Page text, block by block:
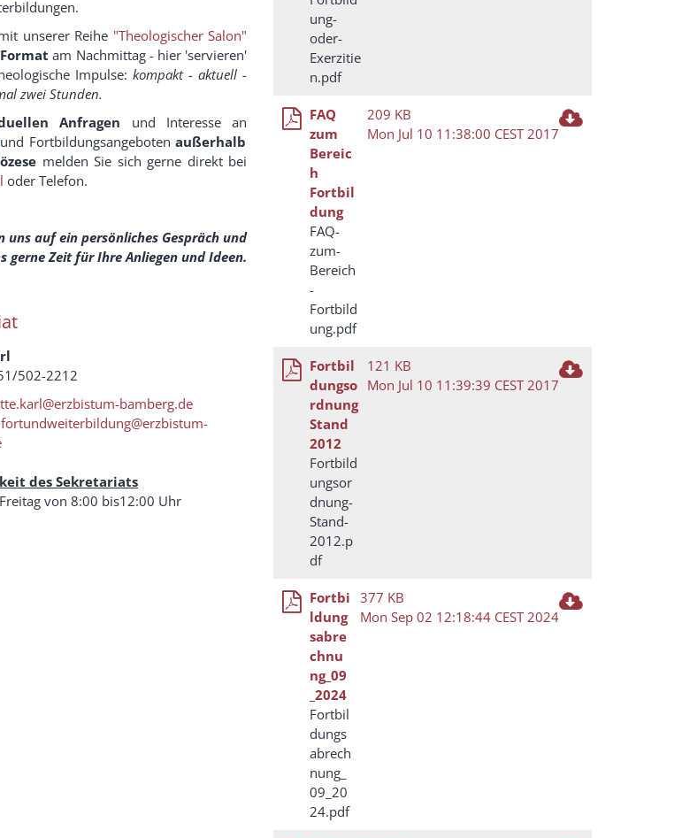
unserer Reihe "Theologischer Salon"
am Nachmittag - hier 'servieren'
Impulse: kompakt - aktuell -
zwei Stunden.
Anfragen und
Interesse an
und Fortbildungsangeboten außerhalb
melden Sie sich gerne direkt bei
oder Telefon.
uns auf ein persönliches Gespräch und
gerne Zeit für Ihre Anliegen und Ideen.
502-2212
bamberg.de
fortundweiterbildung@erzbistum-
des Sekretariats
von 8:00 bis12:00 Uhr
ung-
oder-
Exerzitie
n.pdf
FAQ
zum
Bereic
h
Fortbil
dung
FAQ-
zum-
Bereich
-
Fortbild
ung.pdf
209 KB
Mon Jul 10 11:38:00 CEST 2017
Fortbil
dungso
rdnung
Stand
2012
Fortbild
ungsor
dnung-
Stand-
2012.p
df
121 KB
Mon Jul 10 11:39:39 CEST 2017
Fortbi
ldung
sabre
chnu
ng_09
_2024
Fortbil
dungs
abrech
nung_
09_20
24.pdf
377 KB
Mon Sep 02 12:18:44 CEST 2024